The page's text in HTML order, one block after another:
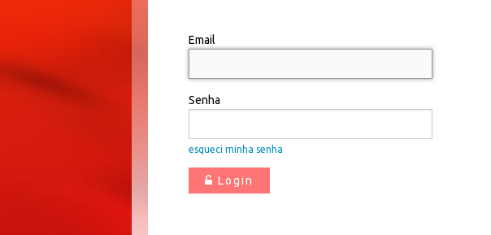
Email
Senha
esqueci minha senha
Login